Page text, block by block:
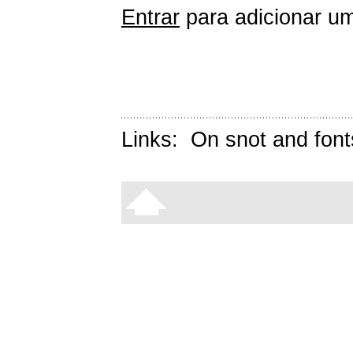
Entrar para adicionar
Links: On snot and